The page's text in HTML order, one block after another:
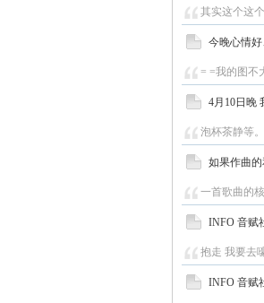
其实这个这
今晚心情好
= =我的图不
4月10日晚
泡杯茶静等。
如果作曲
一首歌曲的
INFO 音赋
抱走 我要去
INFO 音赋